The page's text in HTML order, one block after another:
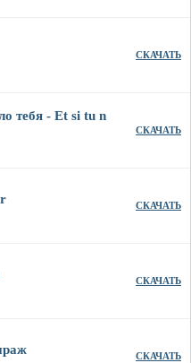
СКАЧАТЬ
тебя - Et si tu n
СКАЧАТЬ
СКАЧАТЬ
СКАЧАТЬ
СКАЧАТЬ